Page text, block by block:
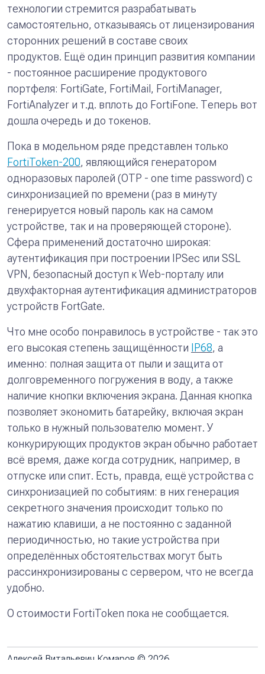
технологии стремится разрабатывать
самостоятельно, отказываясь от лицензирования
сторонних решений в составе своих
продуктов. Ещё один принцип развития компании
- постоянное расширение продуктового
портфеля: FortiGate, FortiMail, FortiManager,
FortiAnalyzer и т.д. вплоть до FortiFone. Теперь вот
дошла очередь и до токенов.
Пока в модельном ряде представлен только
FortiToken-200, являющийся генератором
одноразовых паролей (OTP - one time password) с
синхронизацией по времени (раз в минуту
генерируется новый пароль как на самом
устройстве, так и на проверяющей стороне).
Сфера применений достаточно широкая:
аутентификация при построении IPSec или SSL
VPN, безопасный доступ к Web-порталу или
двухфакторная аутентификация администраторов
устройств FortGate.
Что мне особо понравилось в устройстве - так это
его высокая степень защищённости
IP68, а
именно: полная защита от пыли и защита от
долговременного погружения в воду, а также
наличие кнопки включения экрана. Данная кнопка
позволяет экономить батарейку, включая экран
только в нужный пользователю момент. У
конкурирующих продуктов экран обычно работает
всё время, даже когда сотрудник, например, в
отпуске или спит. Есть, правда, ещё устройства с
синхронизацией по событиям: в них генерация
секретного значения происходит только по
нажатию клавиши, а не постоянно с заданной
периодичностью, но такие устройства при
определённых обстоятельствах могут быть
рассинхронизированы с сервером, что не всегда
удобно.
О стоимости FortiToken пока не сообщается.
Алексей Витальевич Комаров © 2026